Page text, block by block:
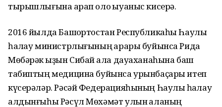
тырышлығына ҡарап оло ҡыуаныс кисерә.
2016 йылда Башҡортостан Республикаһы Һаулыҡ
һаҡлау министрлығының ҡарары буйынса Рида
Мөбәрәк ҡыҙын Сибай ҡала дауаханаһына баш
табиптың медицина буйынса урынбаҫары итеп
күсерәләр. Рәсәй Федерацияһының Һаулыҡ һаҡлау
алдынғыһы Рәсүл Мөхәмәт улын ҡаланың